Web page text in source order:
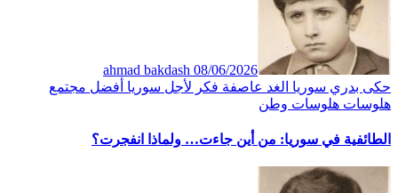
ahmad bakdash 08/06/2026
حكى بدري سوريا الغد عاصفة فكر لأجل سوريا أفضل مجتمع
هلوسات هلوسات وطن
الطائفية في سوريا: من أين جاءت… ولماذا انفجرت؟